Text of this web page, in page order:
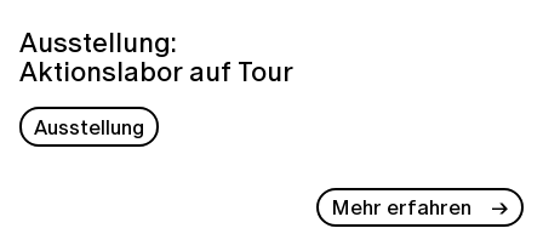
Ausstellung:
Aktionslabor auf Tour
Ausstellung
Mehr erfahren